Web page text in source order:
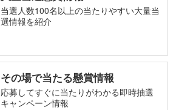
当選人数100名以上の当たりやすい大量当
選情報を紹介
その場で当たる懸賞情報
応募してすぐに当たりがわかる即時抽選
キャンペーン情報